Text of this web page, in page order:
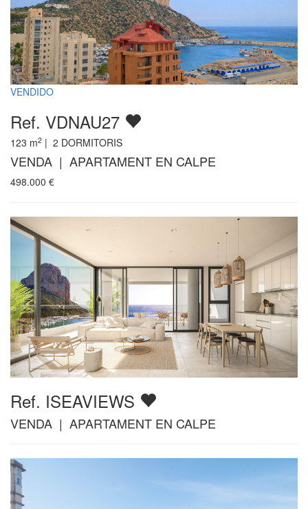
VENDIDO
Ref. VDNAU27
123 m2 | 2 DORMITORIS
VENDA | APARTAMENT EN CALPE
498.000 €
Ref. ISEAVIEWS
VENDA | APARTAMENT EN CALPE